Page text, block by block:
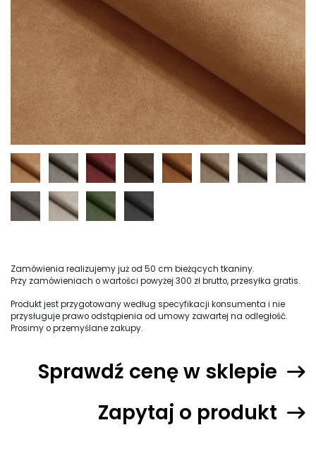
Zamówienia realizujemy już od 50 cm bieżących tkaniny.
Przy zamówieniach o wartości powyżej 300 zł brutto, przesyłka gratis.
Produkt jest przygotowany według specyfikacji konsumenta i nie
przysługuje prawo odstąpienia od umowy zawartej na odległość.
Prosimy o przemyślane zakupy.
Sprawdź cenę w sklepie
Zapytaj o produkt